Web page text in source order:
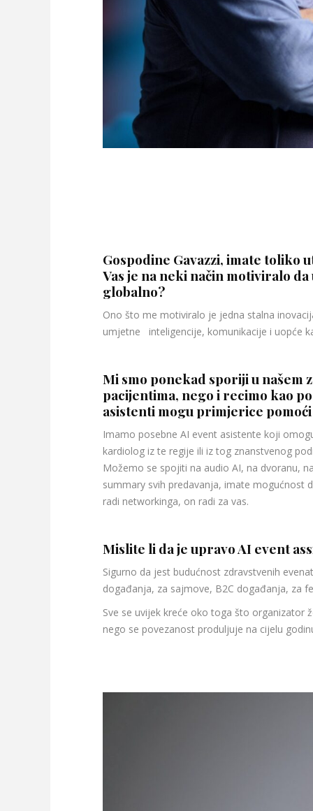
Gospodine Gavazzi, imate toliko
Vas je na neki način motiviralo
globalno?
Ono što me motiviralo je jedna stalna
umjetne inteligencije, komunikacije i uopće
Mi smo ponekad sporiji u našem
pacijentima, nego i recimo kao
asistenti mogu primjerice
Imamo posebne AI event asistente koji
kardiolog iz te regije ili iz tog znanstvenog
Možemo se spojiti na audio AI, na dvoranu,
summary svih predavanja, imate mogućnost
radi networkinga, on radi za vas.
Mislite li da je upravo AI event
Sigurno da jest budućnost zdravstvenih
događanja, za sajmove, B2C događanja, za
Sve se uvijek kreće oko toga što organizator
nego se povezanost produljuje na cijelu